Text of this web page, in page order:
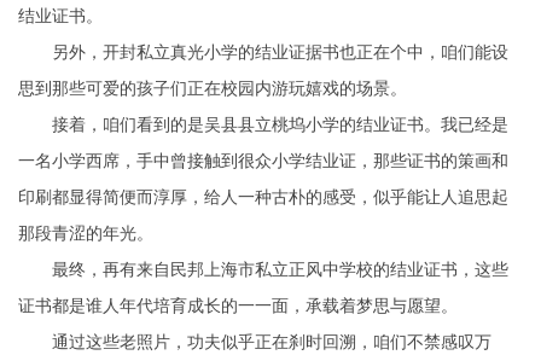
结业证书。
另外，开封私立真光小学的结业证据书也正在个中，咱们能设
思到那些可爱的孩子们正在校园内游玩嬉戏的场景。
接着，咱们看到的是吴县县立桃坞小学的结业证书。我已经是
一名小学西席，手中曾接触到很众小学结业证，那些证书的策画和
印刷都显得简便而淳厚，给人一种古朴的感受，似乎能让人追思起
那段青涩的年光。
最终，再有来自民邦上海市私立正风中学校的结业证书，这些
证书都是谁人年代培育成长的一一面，承载着梦思与愿望。
通过这些老照片，功夫似乎正在刹时回溯，咱们不禁感叹万